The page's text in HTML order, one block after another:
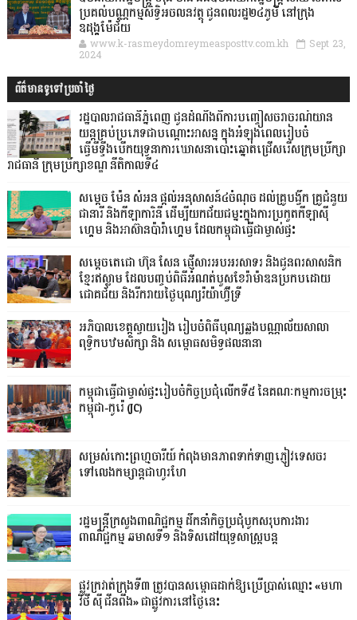
ប្រគល់បណ្ណកម្មសិទ្ធិអចលនវត្ថុ ជូនពលរដ្ឋ២៤ភូមិ នៅក្រុង
ឧដុង្គម៉ែជ័យ
www.k-rasmeydomreymeasposttv.com.kh Sept 23,
2024
ព័ត៌មានទូទៅប្រចាំថ្ងៃ
រដ្ឋបាលរាជធានីភ្នំពេញ ជូនដំណឹងពីការបញ្ចៀសចរាចរណ៍យាន
យន្តគ្រប់ប្រភេទជាបណ្តោះអាសន្ន ក្នុងអំឡុងពេលរៀបចំ
ធ្វើមីទ្ទីងបើកយុទ្ធនាការឃោសនាបោះឆ្នោតជ្រើសរើសក្រុមប្រឹក្សា
រាជធានី ក្រុមប្រឹក្សាខណ្ឌ នីតិកាលទី៤
សម្តេច ម៉ែន សំអន ផ្តល់អនុសាសន៍៤ចំណុច ដល់គ្រូបង្វឹក គ្រូជំនួយ
ជានារី និងកីឡាការិនី ដើម្បីយកជ័យជម្នះក្នុងការប្រកួតកីឡាស៊ី
ហ្គេម និងអាស៊ានប៉ារ៉ាហ្គេម ដែលកម្ពុជាធ្វើជាម្ចាស់ផ្ទះ
សម្ដេចតេជោ ហ៊ុន សែន ផ្ញើសារអបអរសាទរ និងជូនពរសាសនិក
ខ្មែរឥស្លាម ដែលបញ្ចប់ពិធីអំណត់បួសខែរ៉ាម៉ាឌនប្រកបដោយ
ជោគជ័យ និងរីករាយថ្ងៃបុណ្យរ៉យ៉ាហ៊្វីទ្រី
អភិបាលខេត្តស្វាយរៀង រៀបចំពិធីបុណ្យឆ្លងបណ្ណាល័យសាលា
ពុទ្ធិកបឋមសិក្សា និង សម្ពោធសមិទ្ធផលនានា
កម្ពុជាធ្វើជាម្ចាស់ផ្ទះរៀបចំកិច្ចប្រជុំលើកទី៥ នៃគណៈកម្មការចម្រុះ
កម្ពុជា-កូរ៉េ (JC)
សម្រស់កោះព្រហ្មចារីយ៍ កំពុងមានភាពទាក់ទាញភ្ញៀវទេសចរ
ទៅលេងកម្សាន្តជាហូរហែ
រដ្ឋមន្ត្រីក្រសួងពាណិជ្ជកម្ម ដឹកនាំកិច្ចប្រជុំបូកសរុបការងារ
ពាណិជ្ជកម្ម ឆមាសទី១ និងទិសដៅយុទ្ធសាស្រ្តបន្ត
ផ្លូវក្រវាត់ក្រុងទី៣ ត្រូវបានសម្ពោធដាក់ឱ្យប្រើប្រាស់ឈ្មោះ «មហា
វិថី ស៊ី ជីនពីង» ជាផ្លូវការនៅថ្ងៃនេះ